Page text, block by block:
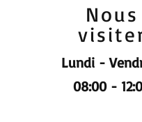
Nous
Lundi -
08:00 -